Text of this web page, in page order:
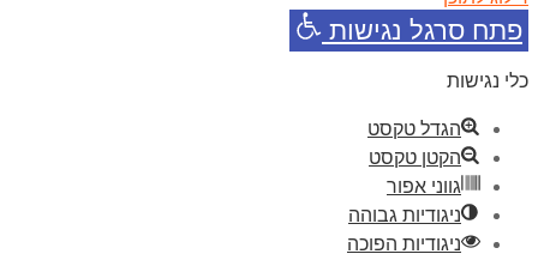
פתח סרגל נגישות
כלי נגישות
הגדל טקסט
הקטן טקסט
גווני אפור
ניגודיות גבוהה
ניגודיות הפוכה